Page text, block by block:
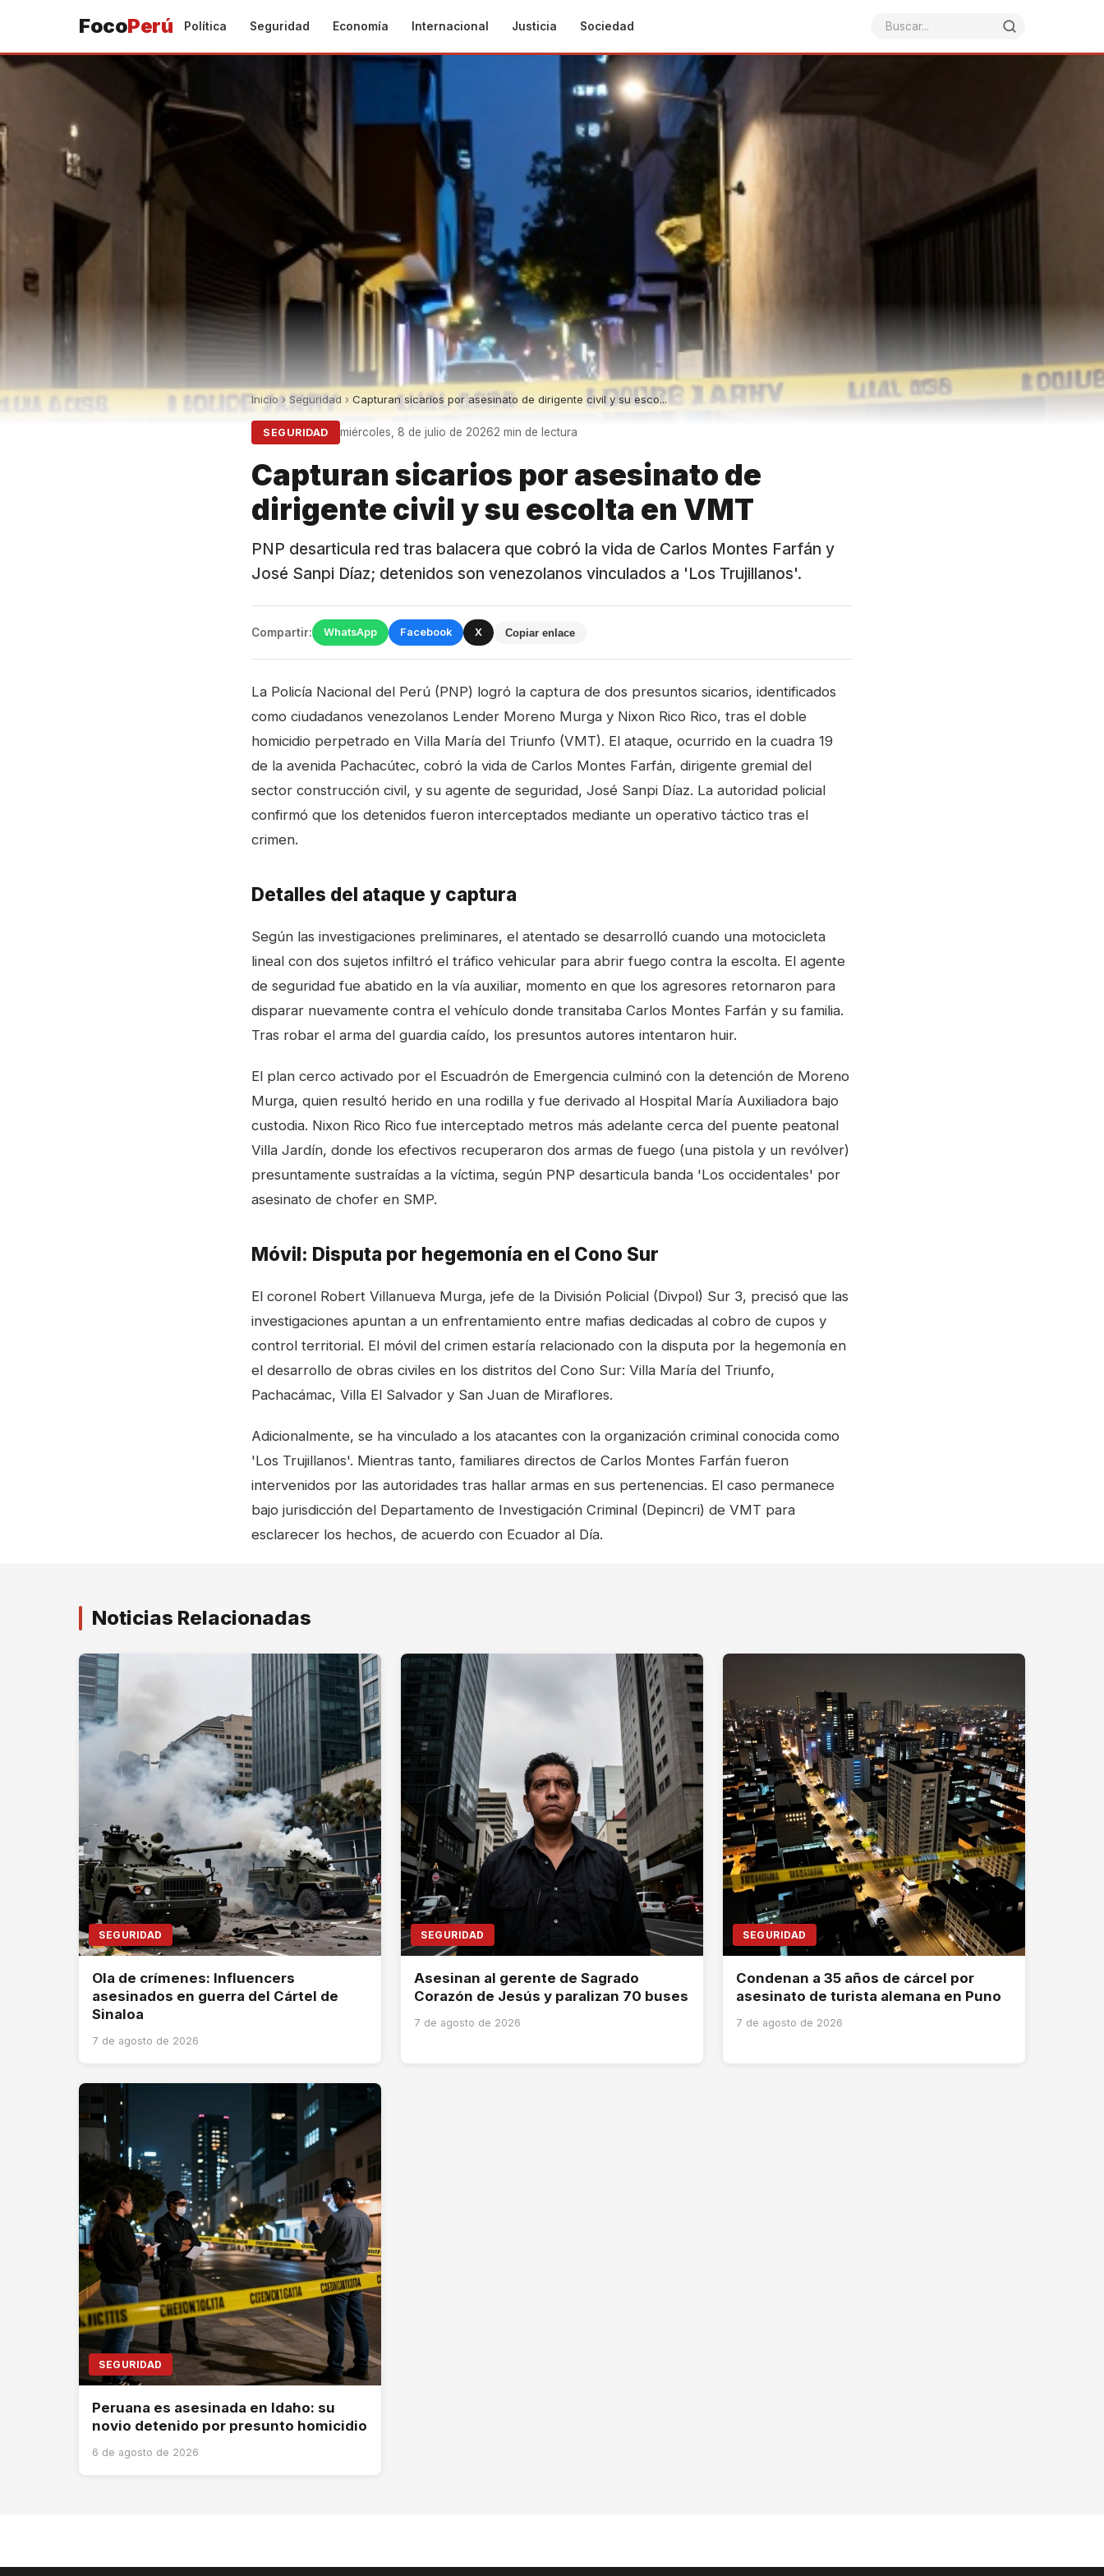
FocoPerú Política Seguridad Economía Internacional Justicia Sociedad
Inicio›Seguridad › Capturan sicarios por asesinato de dirigente civil y su esco...
SEGURIDAD miércoles, 8 de julio de 20262 min de lectura
Capturan sicarios por asesinato de
dirigente civil y su escolta en VMT
PNP desarticula red tras balacera que cobró la vida de Carlos Montes Farfán y
José Sanpi Díaz; detenidos son venezolanos vinculados a 'Los Trujillanos'.
Compartir: WhatsApp Facebook X Copiar enlace
La Policía Nacional del Perú (PNP) logró la captura de dos presuntos sicarios, identificados
como ciudadanos venezolanos Lender Moreno Murga y Nixon Rico Rico, tras el doble
homicidio perpetrado en Villa María del Triunfo (VMT). El ataque, ocurrido en la cuadra 19
de la avenida Pachacútec, cobró la vida de Carlos Montes Farfán, dirigente gremial del
sector construcción civil, y su agente de seguridad, José Sanpi Díaz. La autoridad policial
confirmó que los detenidos fueron interceptados mediante un operativo táctico tras el
crimen.
Detalles del ataque y captura
Según las investigaciones preliminares, el atentado se desarrolló cuando una motocicleta
lineal con dos sujetos infiltró el tráfico vehicular para abrir fuego contra la escolta. El agente
de seguridad fue abatido en la vía auxiliar, momento en que los agresores retornaron para
disparar nuevamente contra el vehículo donde transitaba Carlos Montes Farfán y su familia.
Tras robar el arma del guardia caído, los presuntos autores intentaron huir.
El plan cerco activado por el Escuadrón de Emergencia culminó con la detención de Moreno
Murga, quien resultó herido en una rodilla y fue derivado al Hospital María Auxiliadora bajo
custodia. Nixon Rico Rico fue interceptado metros más adelante cerca del puente peatonal
Villa Jardín, donde los efectivos recuperaron dos armas de fuego (una pistola y un revólver)
presuntamente sustraídas a la víctima, según PNP desarticula banda 'Los occidentales' por
asesinato de chofer en SMP.
Móvil: Disputa por hegemonía en el Cono Sur
El coronel Robert Villanueva Murga, jefe de la División Policial (Divpol) Sur 3, precisó que las
investigaciones apuntan a un enfrentamiento entre mafias dedicadas al cobro de cupos y
control territorial. El móvil del crimen estaría relacionado con la disputa por la hegemonía en
el desarrollo de obras civiles en los distritos del Cono Sur: Villa María del Triunfo,
Pachacámac, Villa El Salvador y San Juan de Miraflores.
Adicionalmente, se ha vinculado a los atacantes con la organización criminal conocida como
'Los Trujillanos'. Mientras tanto, familiares directos de Carlos Montes Farfán fueron
intervenidos por las autoridades tras hallar armas en sus pertenencias. El caso permanece
bajo jurisdicción del Departamento de Investigación Criminal (Depincri) de VMT para
esclarecer los hechos, de acuerdo con Ecuador al Día.
Noticias Relacionadas
SEGURIDAD
Ola de crímenes: Influencers
asesinados en guerra del Cártel de
Sinaloa
7 de agosto de 2026
SEGURIDAD
Asesinan al gerente de Sagrado
Corazón de Jesús y paralizan 70 buses
7 de agosto de 2026
SEGURIDAD
Condenan a 35 años de cárcel por
asesinato de turista alemana en Puno
7 de agosto de 2026
SEGURIDAD
Peruana es asesinada en Idaho: su
novio detenido por presunto homicidio
6 de agosto de 2026